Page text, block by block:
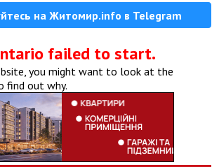
на Житомир.info в Telegram
failed to start.
you might want to look at the
find out why.